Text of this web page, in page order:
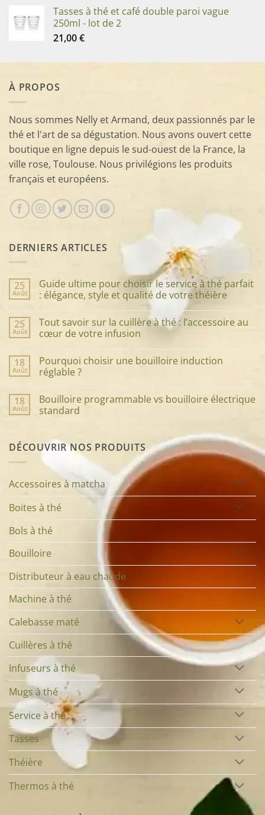
Tasses à thé et café double paroi vague
250ml - lot de 2
21,00€
À PROPOS
Nous sommes Nelly et Armand, deux passionnés par le
thé et l'art de sa dégustation. Nous avons ouvert cette
boutique en ligne depuis le sud-ouest de la France, la
ville rose, Toulouse. Nous privilégions les produits
français et européens.
DERNIERS ARTICLES
25
Août
Guide ultime pour choisir le service à thé parfait
: élégance, style et qualité de votre théière
sur
Guide
ultime
le
service
à
élégance,
style
votre
théière
25
Août
Tout savoir sur la cuillère à thé : l’accessoire au
cœur de votre infusion
sur
Tout
savoir
cuillère
à
thé
cœur
de
votre
infusion
18
Août
Pourquoi choisir une bouilloire induction
réglable ?
sur
Pourquoi
choisir
induction
réglable
?
18
Août
Bouilloire programmable vs bouilloire électrique
standard
Bouilloire
programmable
vs
bouilloire
standard
DÉCOUVRIR NOS PRODUITS
Accessoires à matcha
Boites à thé
Bols à thé
Bouilloire
Distributeur à eau chaude
Machine à thé
Calebasse maté
Cuillères à thé
Infuseurs à thé
Mugs à thé
Service à thé
Tasses
Théière
Thermos à thé